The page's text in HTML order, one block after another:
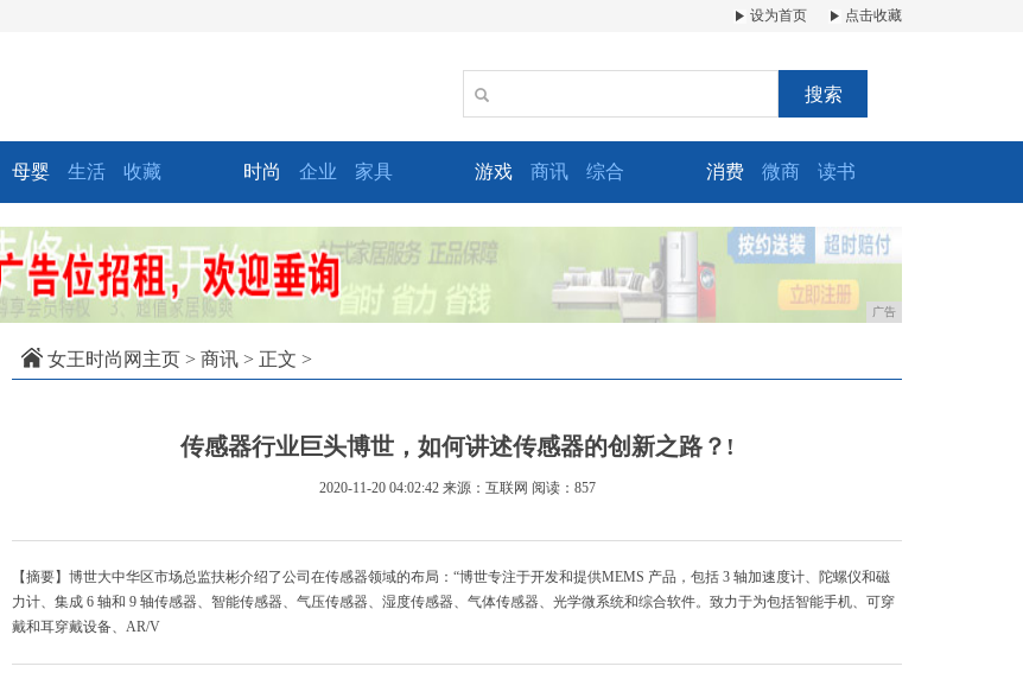
设为首页 点击收藏
搜索
母婴 生活 收藏 时尚 企业 家具 游戏 商讯 综合 消费 微商 读书
广告
女王时尚网主页 > 商讯 > 正文 >
传感器行业巨头博世，如何讲述传感器的创新之路？!
2020-11-20 04:02:42 来源：互联网 阅读：857
【摘要】博世大中华区市场总监扶彬介绍了公司在传感器领域的布局：“博世专注于开发和提供MEMS 产品，包括 3 轴加速度计、陀螺仪和磁
力计、集成 6 轴和 9 轴传感器、智能传感器、气压传感器、湿度传感器、气体传感器、光学微系统和综合软件。致力于为包括智能手机、可穿
戴和耳穿戴设备、AR/V